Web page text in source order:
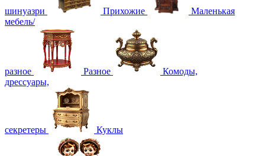
шинуазри Прихожие
Маленькая
мебель/
разное Разное
Комоды,
дрессуары,
секретеры Куклы